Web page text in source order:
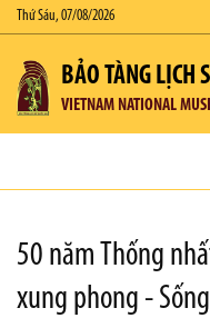
Thứ Sáu, 07/08/2026
BẢO TÀNG LỊCH
VIETNAM NATIONAL
50 năm Thống
xung phong -